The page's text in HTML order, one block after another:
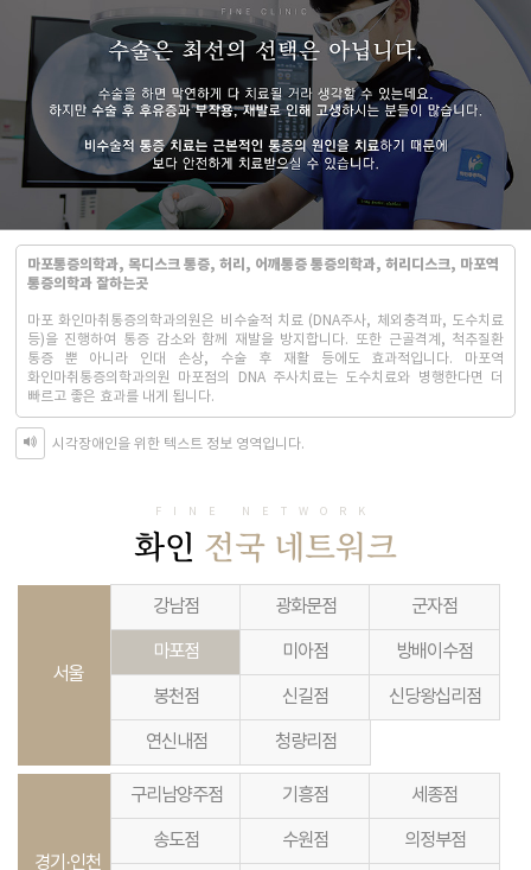
마포통증의학과, 목디스크 통증, 허리, 어깨통증 통증의학과, 허리디스크, 마포역
통증의학과 잘하는곳
마포 화인마취통증의학과의원은 비수술적 치료 (DNA주사, 체외충격파, 도수치료
등)을 진행하여 통증 감소와 함께 재발을 방지합니다. 또한 근골격계, 척추질환
통증 뿐 아니라 인대 손상, 수술 후 재활 등에도 효과적입니다. 마포역
화인마취통증의학과의원 마포점의 DNA 주사치료는 도수치료와 병행한다면 더
빠르고 좋은 효과를 내게 됩니다.
시각장애인을 위한 텍스트 정보 영역입니다.
FINE NETWORK
화인 전국 네트워크
서울
강남점 광화문점 군자점
마포점 미아점 방배이수점
봉천점 신길점 신당왕십리점
연신내점 청량리점
경기·인천
구리남양주점 기흥점 세종점
송도점 수원점 의정부점